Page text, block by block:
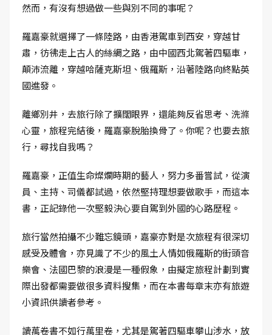
然而，有沒有想過做一些與別不同的事呢？
羅嘉豪就選擇了一條陸路，由香港駕車到西安，穿越甘
肅，彷彿走上古人的絲綢之路，由中國西北駕著四驅車，
顛沛流離，穿越哈薩克斯坦、俄羅斯，沿著陸路向終點英
國進發。
離鄉別井，去旅行除了擴闊眼界，還能夠反省思考、洗滌
心靈，旅程完結後，羅嘉豪脫胎換骨了。你呢？也要去旅
行，尋找自我嗎？
羅嘉豪，正值生命燦爛時期的藝人，努力多番嘗試，從演
員、主持、司儀都試過，依然堅持理想要做歌手，而這本
書，正記錄他一次堅毅決心要自駕到外國的心路歷程。
旅行當然拍攝不少難忘鏡頭，嘉豪亦對是次旅程有很深切
感受及體會，亦見識了不少的風土人情如俄羅斯的街頭音
樂會、法國巴黎的浪漫是一種假象，由擬定旅程計劃到實
際出發都需要做很多資料搜集，而在本書每章末亦有旅遊
小資訊供讀者參考。
讀萬卷書不如行萬里卷，尤其是駕著四驅車攀山涉水，放